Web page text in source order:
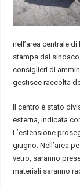
nell’area centrale
stampa dal
consiglieri di
gestisce raccolta
Il centro è stato
esterna, indicata
L’estensione
giugno. Nell’area
vetro, saranno
materiali saranno